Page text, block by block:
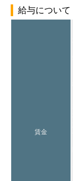
給与について
賃金